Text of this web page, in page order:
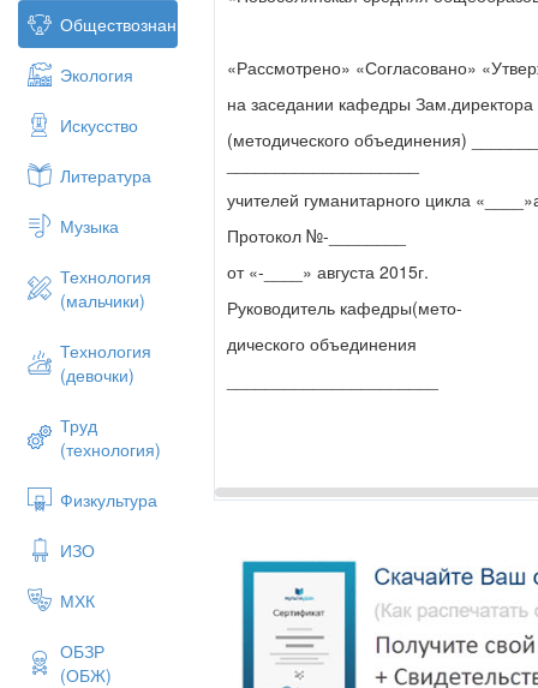
Обществознание
Экология
Искусство
Литература
Музыка
Технология
(мальчики)
Технология
(девочки)
Труд
(технология)
Физкультура
ИЗО
МХК
ОБЗР
(ОБЖ)
«Рассмотрено» «Согласовано»
на заседании кафедры
(методического объединения)
учителей гуманитарного цикла
Протокол №-________
от «-____» августа 2015г.
Руководитель кафедры(мето-
дического объединения